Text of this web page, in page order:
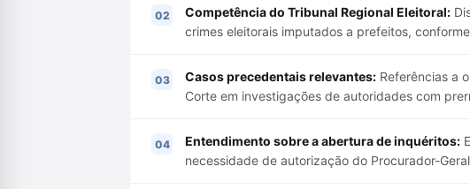
Competência do Tribunal Regional Eleitoral:
crimes eleitorais imputados a prefeitos,
Casos precedentais relevantes: Referências a
Corte em investigações de autoridades com
Entendimento sobre a abertura de inquéritos:
necessidade de autorização do Procurador-